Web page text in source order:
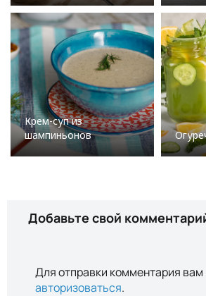
Крем-суп из
шампиньонов
Добавьте свой
Для отправки комментария
авторизоваться.